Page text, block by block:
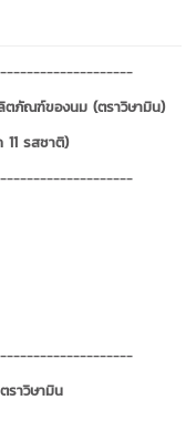
ลิตภัณฑ์ของนม (ตราวิษามิน)
รสชาติ)
ราวิษามิน